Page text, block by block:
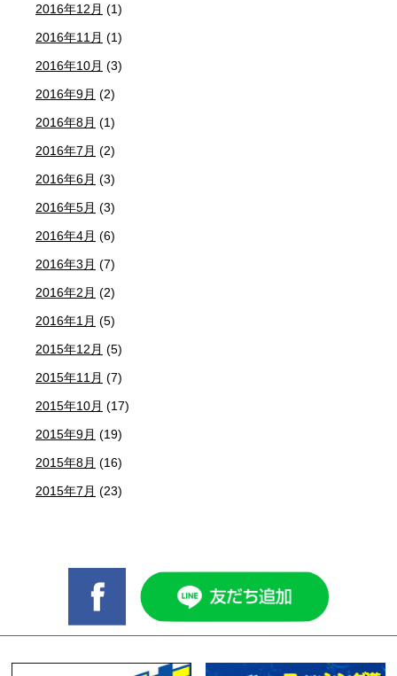
2016年12月 (1)
2016年11月 (1)
2016年10月 (3)
2016年9月 (2)
2016年8月 (1)
2016年7月 (2)
2016年6月 (3)
2016年5月 (3)
2016年4月 (6)
2016年3月 (7)
2016年2月 (2)
2016年1月 (5)
2015年12月 (5)
2015年11月 (7)
2015年10月 (17)
2015年9月 (19)
2015年8月 (16)
2015年7月 (23)